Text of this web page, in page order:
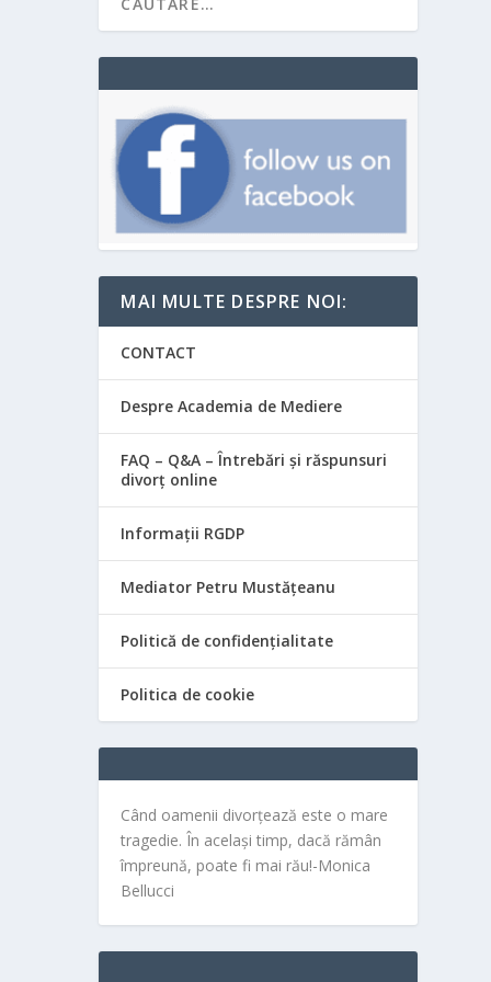
MAI MULTE DESPRE NOI:
CONTACT
Despre Academia de Mediere
FAQ – Q&A – Întrebări și răspunsuri
divorț online
Informații RGDP
Mediator Petru Mustățeanu
Politică de confidențialitate
Politica de cookie
Când oamenii divorțează este o mare
tragedie. În același timp, dacă rămân
împreună, poate fi mai rău!-Monica
Bellucci